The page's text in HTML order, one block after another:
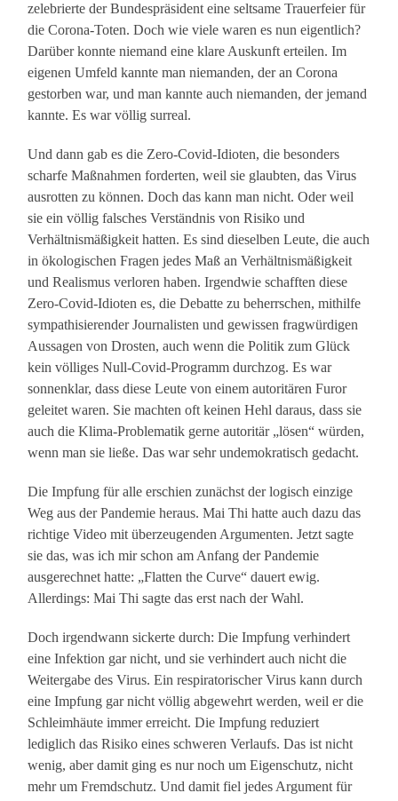
zelebrierte der Bundespräsident eine seltsame Trauerfeier für
die Corona-Toten. Doch wie viele waren es nun eigentlich?
Darüber konnte niemand eine klare Auskunft erteilen. Im
eigenen Umfeld kannte man niemanden, der an Corona
gestorben war, und man kannte auch niemanden, der jemand
kannte. Es war völlig surreal.
Und dann gab es die Zero-Covid-Idioten, die besonders
scharfe Maßnahmen forderten, weil sie glaubten, das Virus
ausrotten zu können. Doch das kann man nicht. Oder weil
sie ein völlig falsches Verständnis von Risiko und
Verhältnismäßigkeit hatten. Es sind dieselben Leute, die auch
in ökologischen Fragen jedes Maß an Verhältnismäßigkeit
und Realismus verloren haben. Irgendwie schafften diese
Zero-Covid-Idioten es, die Debatte zu beherrschen, mithilfe
sympathisierender Journalisten und gewissen fragwürdigen
Aussagen von Drosten, auch wenn die Politik zum Glück
kein völliges Null-Covid-Programm durchzog. Es war
sonnenklar, dass diese Leute von einem autoritären Furor
geleitet waren. Sie machten oft keinen Hehl daraus, dass sie
auch die Klima-Problematik gerne autoritär „lösen“ würden,
wenn man sie ließe. Das war sehr undemokratisch gedacht.
Die Impfung für alle erschien zunächst der logisch einzige
Weg aus der Pandemie heraus. Mai Thi hatte auch dazu das
richtige Video mit überzeugenden Argumenten. Jetzt sagte
sie das, was ich mir schon am Anfang der Pandemie
ausgerechnet hatte: „Flatten the Curve“ dauert ewig.
Allerdings: Mai Thi sagte das erst nach der Wahl.
Doch irgendwann sickerte durch: Die Impfung verhindert
eine Infektion gar nicht, und sie verhindert auch nicht die
Weitergabe des Virus. Ein respiratorischer Virus kann durch
eine Impfung gar nicht völlig abgewehrt werden, weil er die
Schleimhäute immer erreicht. Die Impfung reduziert
lediglich das Risiko eines schweren Verlaufs. Das ist nicht
wenig, aber damit ging es nur noch um Eigenschutz, nicht
mehr um Fremdschutz. Und damit fiel jedes Argument für